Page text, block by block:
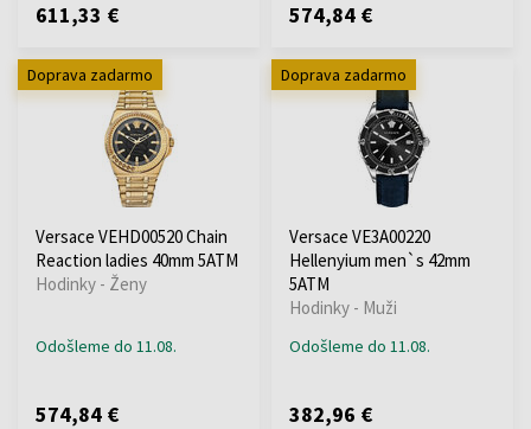
611,33 € 574,84 €
Doprava zadarmo
Versace VEHD00520 Chain
Reaction ladies 40mm 5ATM
Hodinky - Ženy
Odošleme do 11.08.
574,84 €
Doprava zadarmo
Versace VE3A00220
Hellenyium men`s 42mm
5ATM
Hodinky - Muži
Odošleme do 11.08.
382,96 €